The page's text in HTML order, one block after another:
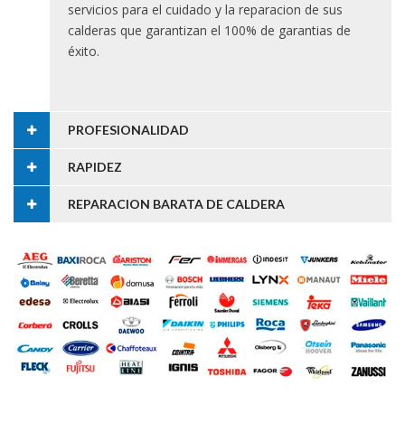
servicios para el cuidado y la reparacion de sus
calderas que garantizan el 100% de garantias de
éxito.
PROFESIONALIDAD
RAPIDEZ
REPARACION BARATA DE CALDERA